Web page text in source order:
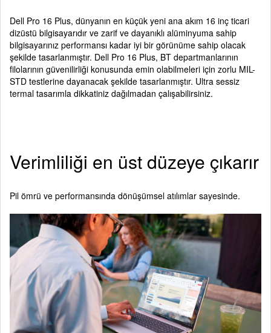
Dell Pro 16 Plus, dünyanın en küçük yeni ana akım 16 inç ticari
dizüstü bilgisayarıdır ve zarif ve dayanıklı alüminyuma sahip
bilgisayarınız performansı kadar iyi bir görünüme sahip olacak
şekilde tasarlanmıştır. Dell Pro 16 Plus, BT departmanlarının
filolarının güvenilirliği konusunda emin olabilmeleri için zorlu MIL-
STD testlerine dayanacak şekilde tasarlanmıştır. Ultra sessiz
termal tasarımla dikkatiniz dağılmadan çalışabilirsiniz.
Verimliliği en üst düzeye çıkarır
Pil ömrü ve performansında dönüşümsel atılımlar sayesinde.